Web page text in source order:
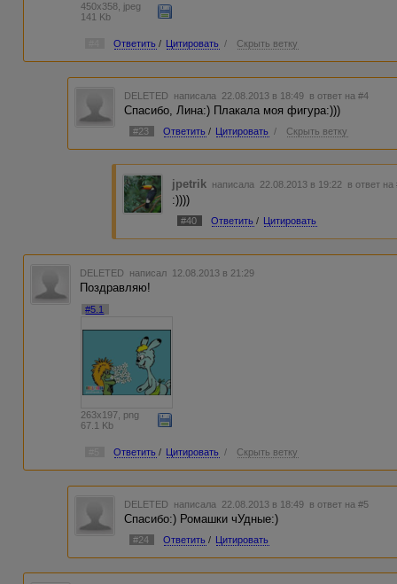
450x358, jpeg
141 Kb
Ответить / Цитировать / Скрыть ветку
DELETED написала 22.08.2013 в 18:49 в ответ на #4
Спасибо, Лина:) Плакала моя фигура:)))
#23 Ответить / Цитировать / Скрыть ветку
jpetrik написала 22.08.2013 в 19:22 в ответ на
:))))
#40 Ответить / Цитировать
DELETED написал 12.08.2013 в 21:29
Поздравляю!
#5.1
263x197, png
67.1 Kb
Ответить / Цитировать / Скрыть ветку
DELETED написала 22.08.2013 в 18:49 в ответ на #5
Спасибо:) Ромашки чУдные:)
#24 Ответить / Цитировать